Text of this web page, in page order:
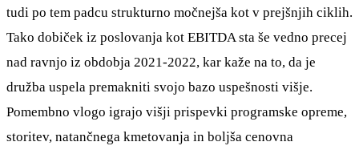
tudi po tem padcu strukturno močnejša kot v prejšnjih ciklih.
Tako dobiček iz poslovanja kot EBITDA sta še vedno precej
nad ravnjo iz obdobja 2021-2022, kar kaže na to, da je
družba uspela premakniti svojo bazo uspešnosti višje.
Pomembno vlogo igrajo višji prispevki programske opreme,
storitev, natančnega kmetovanja in boljša cenovna